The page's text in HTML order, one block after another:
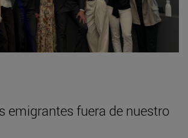
emigrantes fuera de nuestro